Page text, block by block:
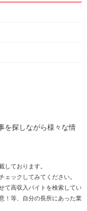
を探しながら様々な情
ております。
ックしてみてください。
て高収入バイトを検索してい
！等、自分の長所にあった業